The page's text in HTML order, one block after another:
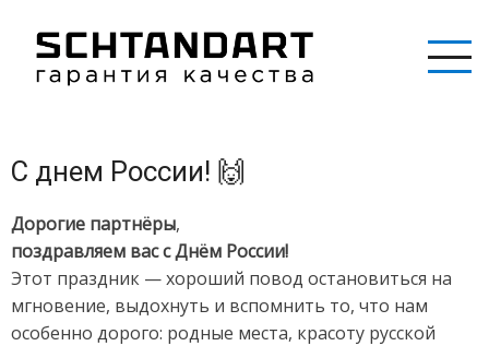
основному
С днем России! 🙌
Дорогие партнёры,
поздравляем вас с Днём России!
Этот праздник — хороший повод остановиться на
мгновение, выдохнуть и вспомнить то, что нам
особенно дорого: родные места, красоту русской